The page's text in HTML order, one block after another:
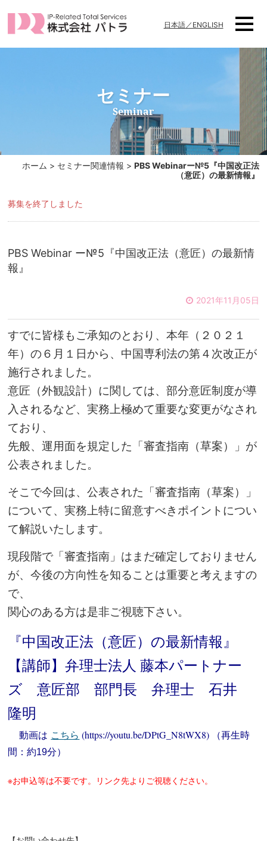
日本語／ENGLISH
セミナー
Seminar
ホーム > セミナー関連情報 > PBS Webinarー№5『中国改正法
（意匠）の最新情報』
募集を終了しました
PBS Webinar ー№5『中国改正法（意匠）の最新情
報』
2021年11月05日
すでに皆様もご承知のとおり、本年（２０２１
年）の６月１日から、中国専利法の第４次改正が
施行されました。
意匠（外観設計）に関しては、部分意匠制度が導
入されるなど、実務上極めて重要な変更がなされ
ており、
先般、運用面を規定した「審査指南（草案）」が
公表されました。
そこで今回は、公表された「審査指南（草案）」
について、実務上特に留意すべきポイントについ
て解説いたします。
現段階で「審査指南」はまだ確定しておりません
が、今後の方向性を知ることは重要と考えますの
で、
関心のある方は是非ご視聴下さい。
『中国改正法（意匠）の最新情報』
【講師】弁理士法人 藤本パートナー
ズ 意匠部 部門長 弁理士 石井
隆明
動画は こちら (https://youtu.be/DPtG_N8tWX8) （再生時
間：約19分）
※お申込等は不要です。リンク先よりご視聴ください。